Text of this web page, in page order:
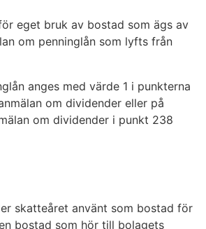
eget bruk av bostad som ägs av
om penninglån som lyfts från
anges med värde 1 i punkterna
om dividender eller på
om dividender i punkt 238
skatteåret använt som bostad för
bostad som hör till bolagets